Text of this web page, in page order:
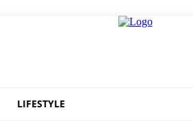
LIFESTYLE